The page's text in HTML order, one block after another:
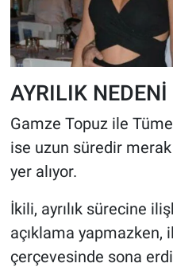
AYRILIK
Gamze Topuz ile
ise uzun süredir
yer alıyor.
İkili, ayrılık sürecine
açıklama yapmazken,
çerçevesinde sona